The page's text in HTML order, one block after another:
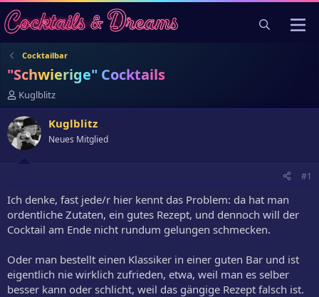
Cocktailbar
"Schwierige" Cocktails
E
r
s
t
e
r
Kuglblitz
Kuglblitz
Neues Mitglied
#1
Ich denke, fast jede/r hier kennt das Problem: da hat man
ordentliche Zutaten, ein gutes Rezept, und dennoch will der
Cocktail am Ende nicht rundum gelungen schmecken.
Oder man bestellt einen Klassiker in einer guten Bar und ist
eigentlich nie wirklich zufrieden, etwa, weil man es selber
besser kann oder schlicht, weil das gängige Rezept falsch ist.